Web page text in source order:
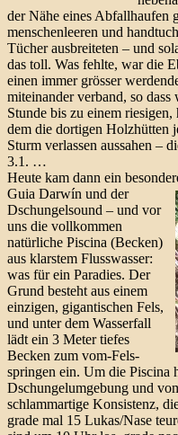
der Nähe eines Abfallhaufen
menschenleeren und
Tücher ausbreiteten – und
das toll. Was fehlte, war die
einen immer grösser
miteinander verband, so
Stunde bis zu einem
dem die dortigen Holzhütten
Sturm verlassen aussahen –
3.1. …
Heute kam dann ein
Guia Darwín und der
Dschungelsound – und vor
uns die vollkommen
natürliche Piscina (Becken)
aus klarstem Flusswasser:
was für ein Paradies. Der
Grund besteht aus einem
einzigen, gigantischen Fels,
und unter dem Wasserfall
lädt ein 3 Meter tiefes
Becken zum vom-Fels-
springen ein. Um die Piscina
Dschungelumgebung und
schlammartige Konsistenz,
grade mal 15 Lukas/Nase